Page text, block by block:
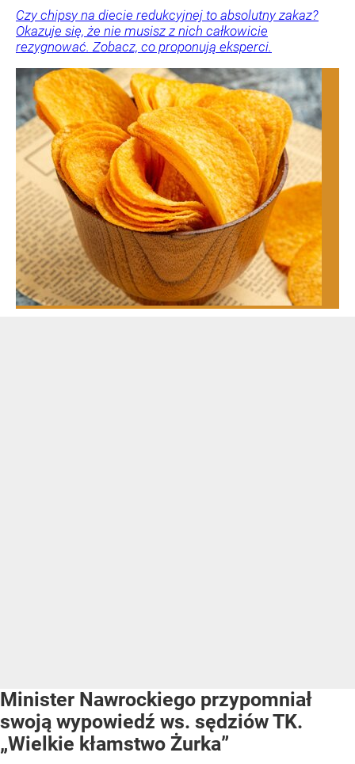
Czy chipsy na diecie redukcyjnej to absolutny zakaz?
Okazuje się, że nie musisz z nich całkowicie
rezygnować. Zobacz, co proponują eksperci.
Minister Nawrockiego przypomniał
swoją wypowiedź ws. sędziów TK.
„Wielkie kłamstwo Żurka”